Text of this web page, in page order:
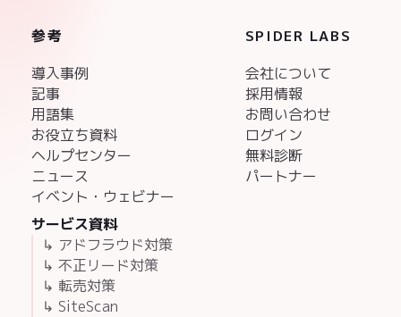
参考
導入事例
記事
用語集
お役立ち資料
ヘルプセンター
ニュース
イベント・ウェビナー
サービス資料
↳ アドフラウド対策
↳ 不正リード対策
↳ 転売対策
↳ SiteScan
SPIDER LABS
会社について
採用情報
お問い合わせ
ログイン
無料診断
パートナー